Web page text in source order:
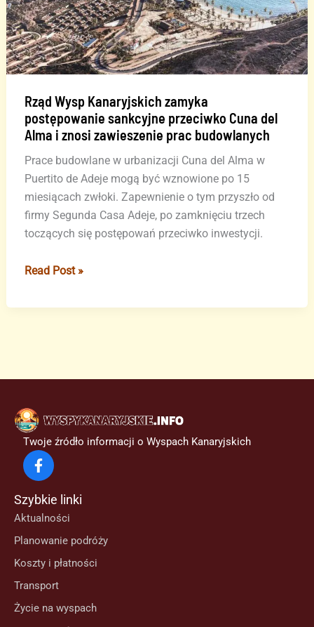
„Wyspy
Kanaryjskie
mają
granicę”
Rząd Wysp Kanaryjskich zamyka
postępowanie sankcyjne przeciwko Cuna del
Alma i znosi zawieszenie prac budowlanych
Prace budowlane w urbanizacji Cuna del Alma w
Puertito de Adeje mogą być wznowione po 15
miesiącach zwłoki. Zapewnienie o tym przyszło od
firmy Segunda Casa Adeje, po zamknięciu trzech
toczących się postępowań przeciwko inwestycji.
Rząd
Kanaryjskich
przeciwko
del
Alma
i
znosi
prac
budowlanych
Read Post »
Twoje źródło informacji o Wyspach Kanaryjskich
Szybkie linki
Aktualności
Planowanie podróży
Koszty i płatności
Transport
Życie na wyspach